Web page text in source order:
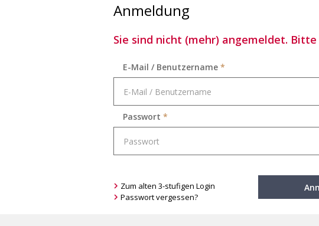
Anmeldung
Sie sind nicht (mehr) angemeldet. Bitte
E-Mail / Benutzername *
Passwort *
Zum alten 3-stufigen Login
Passwort vergessen?